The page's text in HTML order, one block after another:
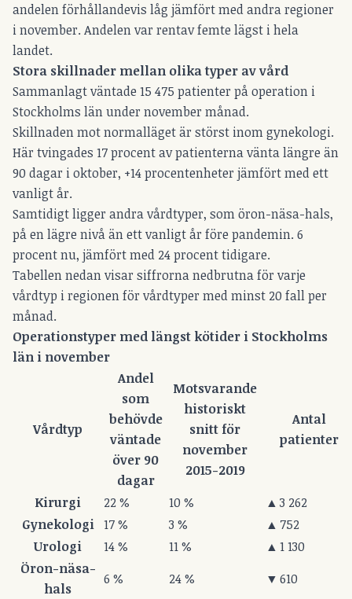
andelen förhållandevis låg jämfört med andra regioner
i november. Andelen var rentav femte lägst i hela
landet.
Stora skillnader mellan olika typer av vård
Sammanlagt väntade 15 475 patienter på operation i
Stockholms län under november månad.
Skillnaden mot normalläget är störst inom gynekologi.
Här tvingades 17 procent av patienterna vänta längre än
90 dagar i oktober, +14 procentenheter jämfört med ett
vanligt år.
Samtidigt ligger andra vårdtyper, som öron-näsa-hals,
på en lägre nivå än ett vanligt år före pandemin. 6
procent nu, jämfört med 24 procent tidigare.
Tabellen nedan visar siffrorna nedbrutna för varje
vårdtyp i regionen för vårdtyper med minst 20 fall per
månad.
Operationstyper med längst kötider i Stockholms
län i november
Vårdtyp
Andel
som
behövde
väntade
över 90
dagar
Motsvarande
historiskt
snitt för
november
2015-2019
Antal
patienter
Kirurgi 22 % 10 % ▲ 3 262
Gynekologi 17 % 3 % ▲ 752
Urologi
14 % 11 % ▲ 1 130
Öron-näsa-
hals
6 % 24 % ▼ 610